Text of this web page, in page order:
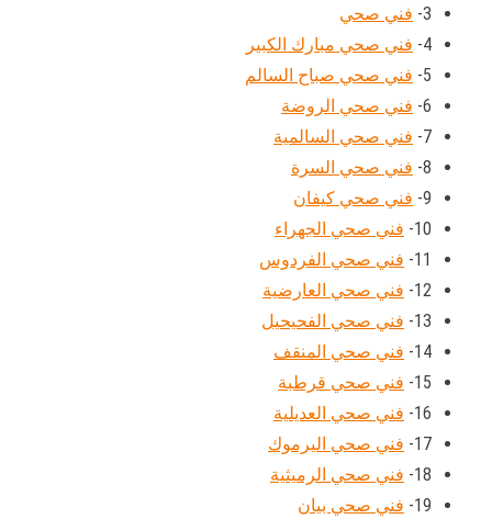
3- فني صحي
4- فني صحي مبارك الكبير
5- فني صحي صباح السالم
6- فني صحي الروضة
7- فني صحي السالمية
8- فني صحي السرة
9- فني صحي كيفان
10- فني صحي الجهراء
11- فني صحي الفردوس
12- فني صحي العارضية
13- فني صحي الفحيحيل
14- فني صحي المنقف
15- فني صحي قرطبة
16- فني صحي العديلية
17- فني صحي اليرموك
18- فني صحي الرميثية
19- فني صحي بيان